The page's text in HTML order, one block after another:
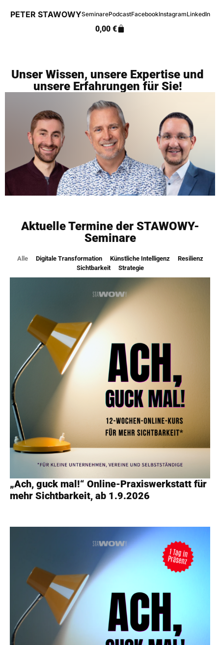
PETER STAWOWYSeminarePodcastFacebookInstagramLinkedIn
0,00 €
Unser Wissen, unsere Expertise und
unsere Erfahrungen für Sie!
Aktuelle Termine der STAWOWY-
Seminare
Digitale Transformation Künstliche Intelligenz
Resilienz
Sichtbarkeit
Strategie
Alle
„Ach, guck mal!“ Online-Praxiswerkstatt für
mehr Sichtbarkeit, ab 1.9.2026